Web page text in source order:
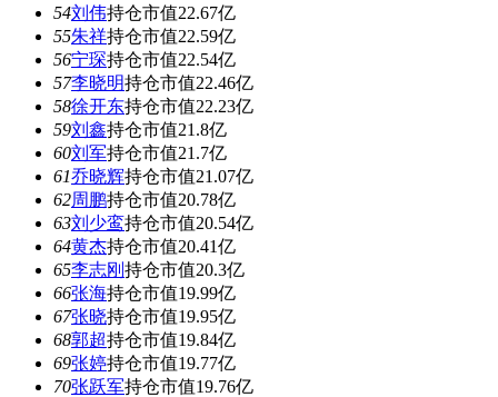
54刘伟持仓市值22.67亿
55朱祥持仓市值22.59亿
56宁琛持仓市值22.54亿
57李晓明持仓市值22.46亿
58徐开东持仓市值22.23亿
59刘鑫持仓市值21.8亿
60刘军持仓市值21.7亿
61乔晓辉持仓市值21.07亿
62周鹏持仓市值20.78亿
63刘少鸾持仓市值20.54亿
64黄杰持仓市值20.41亿
65李志刚 持仓市值20.3亿
66张海持仓市值19.99亿
67张晓持仓市值19.95亿
68郭超持仓市值19.84亿
69张婷持仓市值19.77亿
70张跃军持仓市值19.76亿